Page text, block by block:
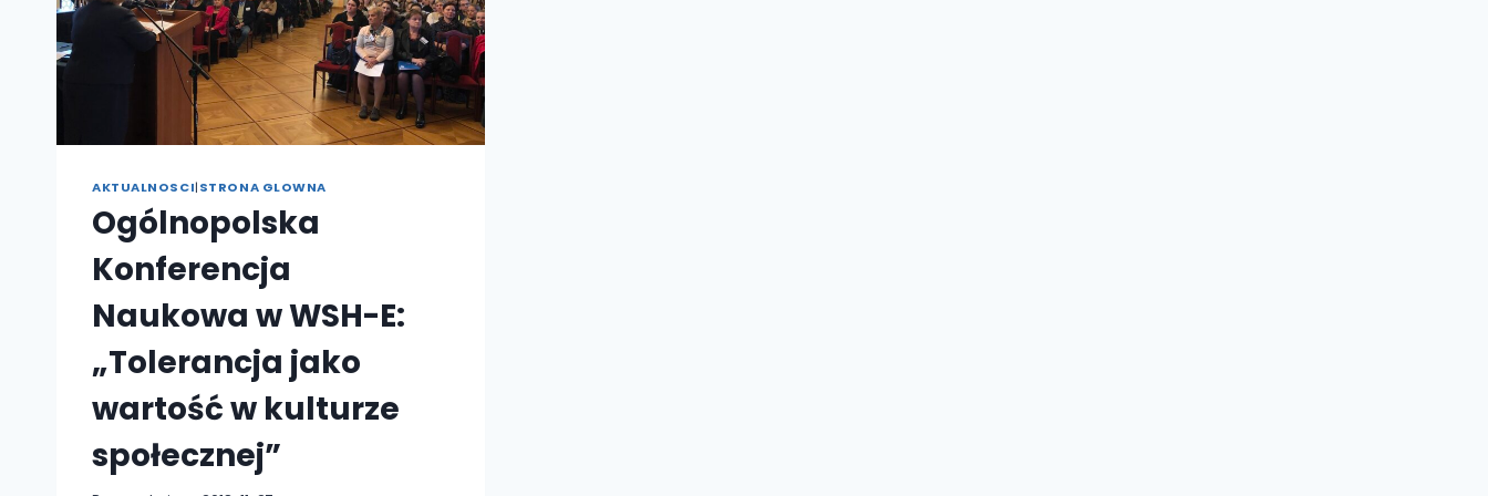
AKTUALNOSCI|STRONA GLOWNA
Ogólnopolska
Konferencja
Naukowa w WSH-E:
„Tolerancja jako
wartość w kulturze
społecznej”